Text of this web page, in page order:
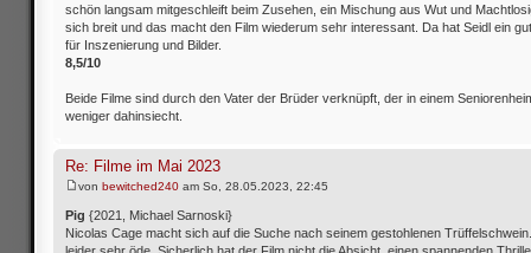
schön langsam mitgeschleift beim Zusehen, ein Mischung aus Wut und
sich breit und das macht den Film wiederum sehr interessant. Da hat Seidl ein
für Inszenierung und Bilder.
8,5/10
Beide Filme sind durch den Vater der Brüder verknüpft, der in einem
weniger dahinsiecht.
Re: Filme im Mai 2023
von bewitched240 am So, 28.05.2023, 22:45
Pig {2021, Michael Sarnoski}
Nicolas Cage macht sich auf die Suche nach seinem gestohlenen